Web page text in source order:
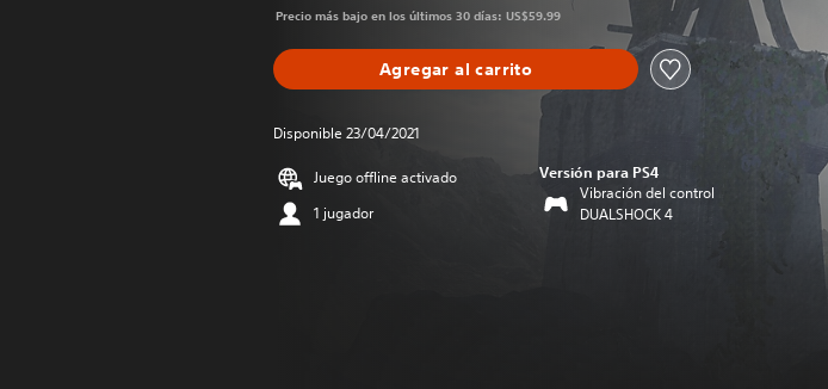
Precio más bajo en los últimos 30 días: US$59.99
Agregar al carrito
Disponible 23/04/2021
Juego offline activado
1 jugador
Versión para PS4
Vibración del control
DUALSHOCK 4